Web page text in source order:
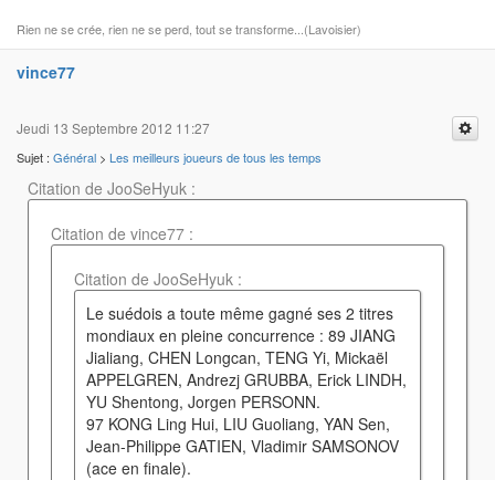
Rien ne se crée, rien ne se perd, tout se transforme...(Lavoisier)
vince77
Jeudi 13 Septembre 2012 11:27
Sujet : Général > Les meilleurs joueurs de tous les temps
Citation de JooSeHyuk :
Citation de vince77 :
Citation de JooSeHyuk :
Le suédois a toute même gagné ses 2 titres
mondiaux en pleine concurrence : 89 JIANG
Jialiang, CHEN Longcan, TENG Yi, Mickaël
APPELGREN, Andrezj GRUBBA, Erick LINDH,
YU Shentong, Jorgen PERSONN.
97 KONG Ling Hui, LIU Guoliang, YAN Sen,
Jean-Philippe GATIEN, Vladimir SAMSONOV
(ace en finale).